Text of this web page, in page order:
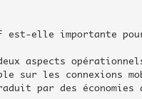
elle importante
aspects
sur les connexions
par des économies